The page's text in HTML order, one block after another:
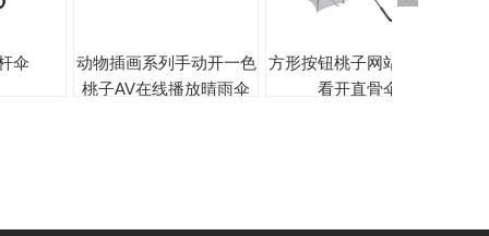
伞
动物插画系列手动开一色
桃子AV在线播放晴雨伞
方形按钮桃子网站在线观
看开直骨伞